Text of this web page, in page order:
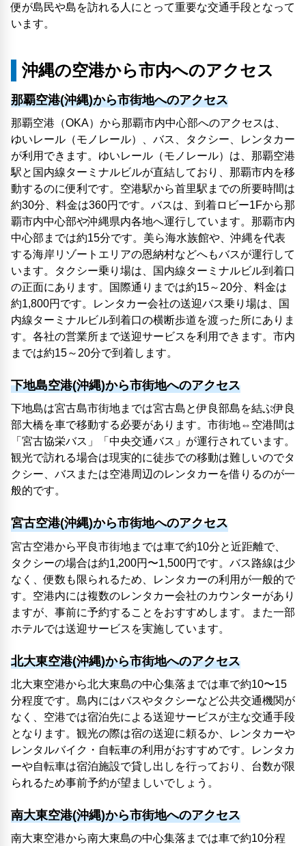
便が島民や島を訪れる人にとって重要な交通手段となって
います。
沖縄の空港から市内へのアクセス
那覇空港(沖縄)から市街地へのアクセス
那覇空港（OKA）から那覇市内中心部へのアクセスは、
ゆいレール（モノレール）、バス、タクシー、レンタカー
が利用できます。ゆいレール（モノレール）は、那覇空港
駅と国内線ターミナルビルが直結しており、那覇市内を移
動するのに便利です。空港駅から首里駅までの所要時間は
約30分、料金は360円です。バスは、到着ロビー1Fから那
覇市内中心部や沖縄県内各地へ運行しています。那覇市内
中心部までは約15分です。美ら海水族館や、沖縄を代表
する海岸リゾートエリアの恩納村などへもバスが運行して
います。タクシー乗り場は、国内線ターミナルビル到着口
の正面にあります。国際通りまでは約15～20分、料金は
約1,800円です。レンタカー会社の送迎バス乗り場は、国
内線ターミナルビル到着口の横断歩道を渡った所にありま
す。各社の営業所まで送迎サービスを利用できます。市内
までは約15～20分で到着します。
下地島空港(沖縄)から市街地へのアクセス
下地島は宮古島市街地までは宮古島と伊良部島を結ぶ伊良
部大橋を車で移動する必要があります。市街地⇔空港間は
「宮古協栄バス」「中央交通バス」が運行されています。
観光で訪れる場合は現実的に徒歩での移動は難しいのでタ
クシー、バスまたは空港周辺のレンタカーを借りるのが一
般的です。
宮古空港(沖縄)から市街地へのアクセス
宮古空港から平良市街地までは車で約10分と近距離で、
タクシーの場合は約1,200円〜1,500円です。バス路線は少
なく、便数も限られるため、レンタカーの利用が一般的で
す。空港内には複数のレンタカー会社のカウンターがあり
ますが、事前に予約することをおすすめします。また一部
ホテルでは送迎サービスを実施しています。
北大東空港(沖縄)から市街地へのアクセス
北大東空港から北大東島の中心集落までは車で約10〜15
分程度です。島内にはバスやタクシーなど公共交通機関が
なく、空港では宿泊先による送迎サービスが主な交通手段
となります。観光の際は宿の送迎に頼るか、レンタカーや
レンタルバイク・自転車の利用がおすすめです。レンタカ
ーや自転車は宿泊施設で貸し出しを行っており、台数が限
られるため事前予約が望ましいでしょう。
南大東空港(沖縄)から市街地へのアクセス
南大東空港から南大東島の中心集落までは車で約10分程